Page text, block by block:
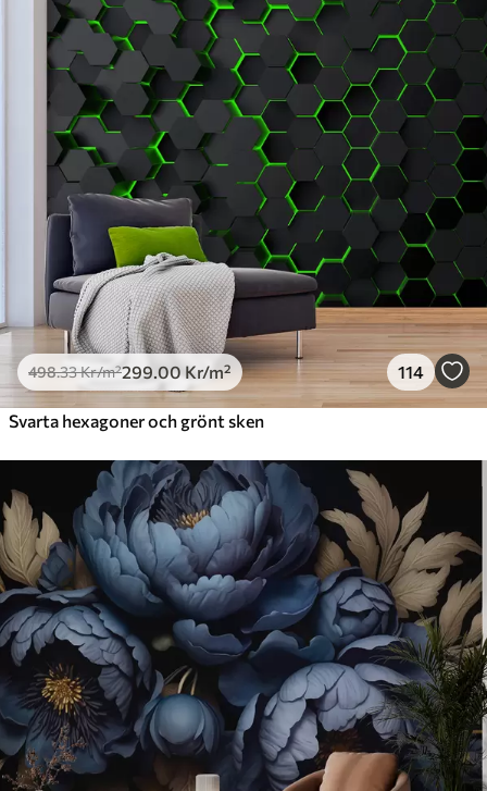
Premium
.67379 .00Kr /m²
Premiumvinyl
725.00 435.00Kr
Peel and Stick
900.00540.00Kr/m²
498.33Kr/m²299 .00 Kr/m² 114
Svarta hexagoner och grönt sken